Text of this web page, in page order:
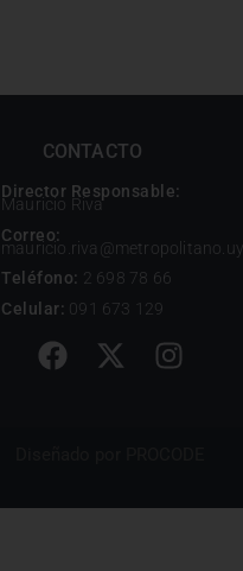
CONTACTO
Director Responsable:
Mauricio Riva
Correo:
mauricio.riva@metropolitano.uy
Teléfono: 2 698 78 66
Celular: 091 673 129